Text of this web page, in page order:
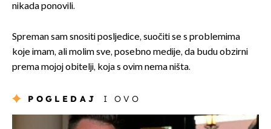
nikada ponovili.
Spreman sam snositi posljedice, suočiti se s problemima
koje imam, ali molim sve, posebno medije, da budu obzirni
prema mojoj obitelji, koja s ovim nema ništa.
POGLEDAJ I OVO